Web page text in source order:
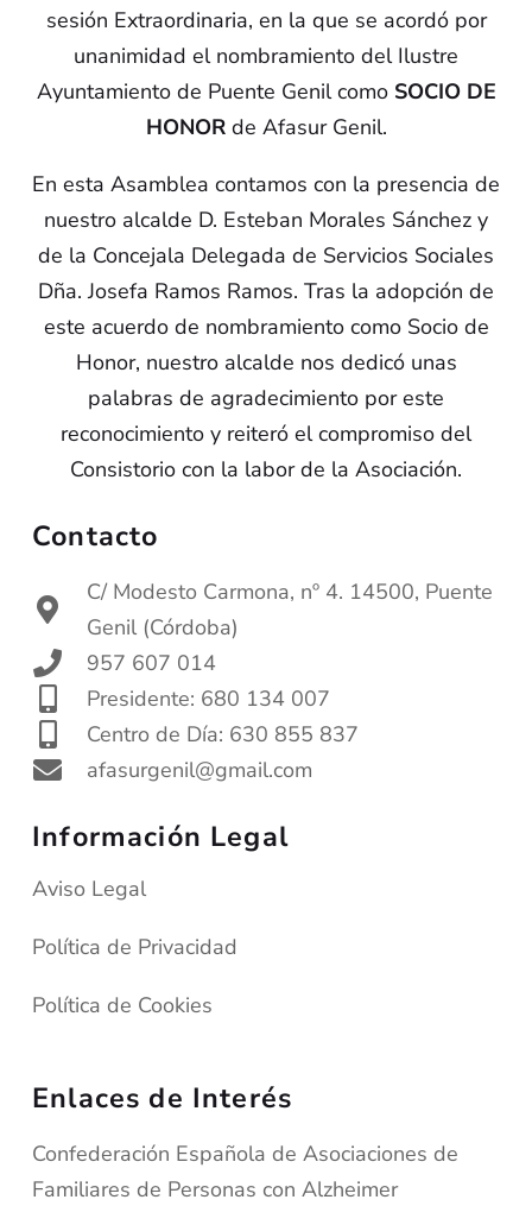
sesión Extraordinaria, en la que se acordó por
unanimidad el nombramiento del Ilustre
Ayuntamiento de Puente Genil como SOCIO DE
HONORde Afasur Genil.
En esta Asamblea contamos con la presencia de
nuestro alcalde D. Esteban Morales Sánchez y
de la Concejala Delegada de Servicios Sociales
Dña. Josefa Ramos Ramos. Tras la adopción de
este acuerdo de nombramiento como Socio de
Honor, nuestro alcalde nos dedicó unas
palabras de agradecimiento por este
reconocimiento y reiteró el compromiso del
Consistorio con la labor de la Asociación.
Contacto
C/ Modesto Carmona, nº 4. 14500, Puente
Genil (Córdoba)
957 607 014
Presidente: 680 134 007
Centro de Día: 630 855 837
afasurgenil@gmail.com
Información Legal
Aviso Legal
Política de Privacidad
Política de Cookies
Enlaces de Interés
Confederación Española de Asociaciones de
Familiares de Personas con Alzheimer